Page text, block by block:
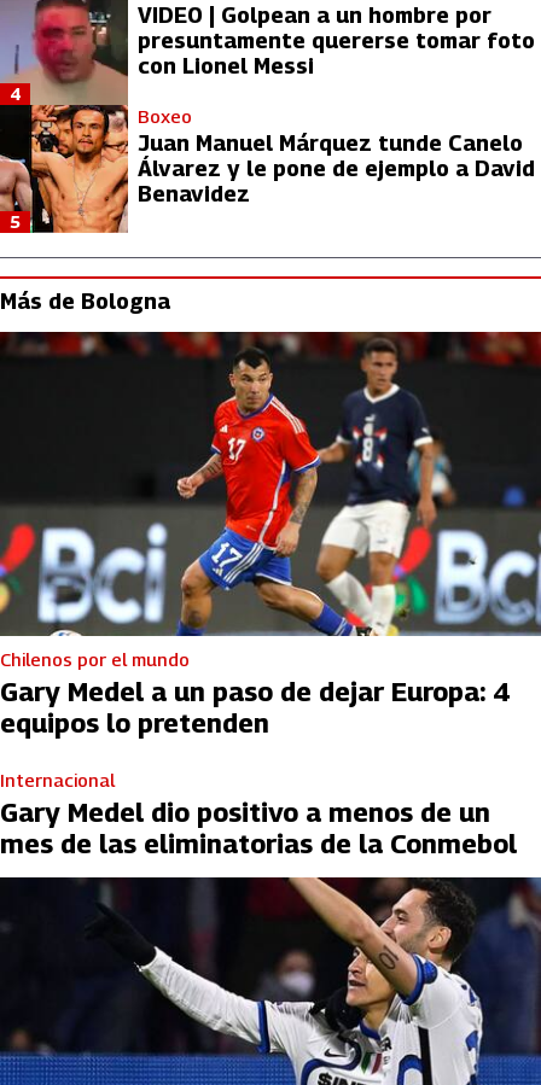
VIDEO | Golpean a un hombre por
presuntamente quererse tomar foto
con Lionel Messi
4
Boxeo
Juan Manuel Márquez tunde Canelo
Álvarez y le pone de ejemplo a David
Benavidez
5
Más de Bologna
Chilenos por el mundo
Gary Medel a un paso de dejar Europa: 4
equipos lo pretenden
Internacional
Gary Medel dio positivo a menos de un
mes de las eliminatorias de la Conmebol